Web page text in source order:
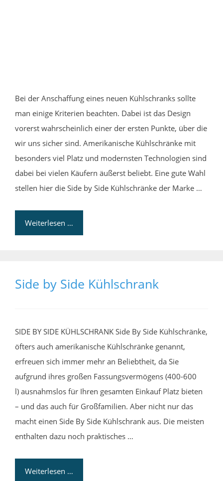
Bei der Anschaffung eines neuen Kühlschranks sollte
man einige Kriterien beachten. Dabei ist das Design
vorerst wahrscheinlich einer der ersten Punkte, über die
wir uns sicher sind. Amerikanische Kühlschränke mit
besonders viel Platz und modernsten Technologien sind
dabei bei vielen Käufern äußerst beliebt. Eine gute Wahl
stellen hier die Side by Side Kühlschränke der Marke …
Weiterlesen …
Side by Side Kühlschrank
SIDE BY SIDE KÜHLSCHRANK Side By Side Kühlschränke,
öfters auch amerikanische Kühlschränke genannt,
erfreuen sich immer mehr an Beliebtheit, da Sie
aufgrund ihres großen Fassungsvermögens (400-600
l) ausnahmslos für Ihren gesamten Einkauf Platz bieten
– und das auch für Großfamilien. Aber nicht nur das
macht einen Side By Side Kühlschrank aus. Die meisten
enthalten dazu noch praktisches …
Weiterlesen …